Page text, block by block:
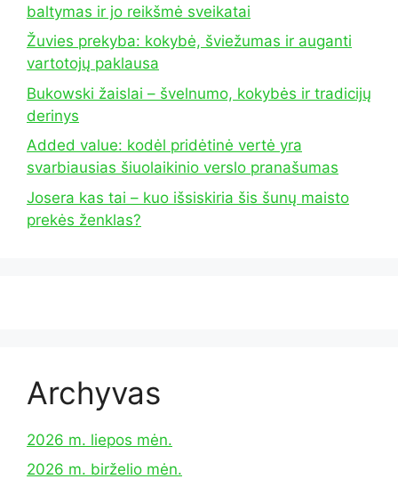
baltymas ir jo reikšmė sveikatai
Žuvies prekyba: kokybė, šviežumas ir auganti
vartotojų paklausa
Bukowski žaislai – švelnumo, kokybės ir tradicijų
derinys
Added value: kodėl pridėtinė vertė yra
svarbiausias šiuolaikinio verslo pranašumas
Josera kas tai – kuo išsiskiria šis šunų maisto
prekės ženklas?
Archyvas
2026 m. liepos mėn.
2026 m. birželio mėn.